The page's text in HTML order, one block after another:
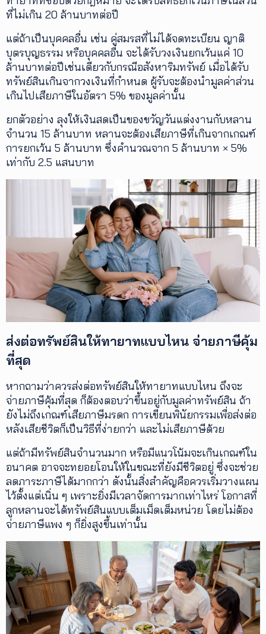
ที่ไม่เกิน 20 ล้านบาทต่อปี
แต่ถ้าเป็นบุคคลอื่น เช่น คู่สมรสที่ไม่ได้จดทะเบียน ญาติ
บุตรบุญธรรม หรือบุคคลอื่น จะได้รับวงเงินยกเว้นแค่ 10
ล้านบาทต่อปีเช่นเดียวกับกรณีอสังหาริมทรัพย์ เมื่อได้รับ
ทรัพย์สินเกินจากวงเงินที่กำหนด ผู้รับจะต้องนำมูลค่าส่วน
เกินไปเสียภาษีในอัตรา 5% ของมูลค่านั้น
ยกตัวอย่าง ลุงให้เงินสดเป็นของขวัญวันแต่งงานกับหลาน
จำนวน 15 ล้านบาท หลานจะต้องเสียภาษีที่เกินจากเกณฑ์
การยกเว้น 5 ล้านบาท ซึ่งคำนวณจาก 5 ล้านบาท × 5%
เท่ากับ 2.5 แสนบาท
ส่งต่อทรัพย์สินให้ทายาทแบบไหน จ่ายภาษีคุ้ม
ที่สุด
หากถามว่าควรส่งต่อทรัพย์สินให้ทายาทแบบไหน ถึงจะ
จ่ายภาษีคุ้มที่สุด ก็ต้องตอบว่าขึ้นอยู่กับมูลค่าทรัพย์สิน ถ้า
ยังไม่ถึงเกณฑ์เสียภาษีมรดก การเขียนพินัยกรรมเพื่อส่งต่อ
หลังเสียชีวิตก็เป็นวิธีที่ง่ายกว่า และไม่เสียภาษีด้วย
แต่ถ้ามีทรัพย์สินจำนวนมาก หรือมีแนวโน้มจะเกินเกณฑ์ใน
อนาคต อาจจะทยอยโอนให้ในขณะที่ยังมีชีวิตอยู่ ซึ่งจะช่วย
ลดภาระภาษีได้มากกว่า ดังนั้นสิ่งสำคัญคือควรเริ่มวางแผน
ไว้ตั้งแต่เนิ่น ๆ เพราะยิ่งมีเวลาจัดการมากเท่าไหร่ โอกาสที่
ลูกหลานจะได้ทรัพย์สินแบบเต็มเม็ดเต็มหน่วย โดยไม่ต้อง
จ่ายภาษีแพง ๆ ก็ยิ่งสูงขึ้นเท่านั้น